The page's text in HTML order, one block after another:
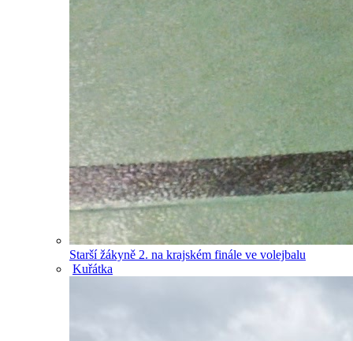
Starší žákyně 2. na krajském finále ve volejbalu
Kuřátka